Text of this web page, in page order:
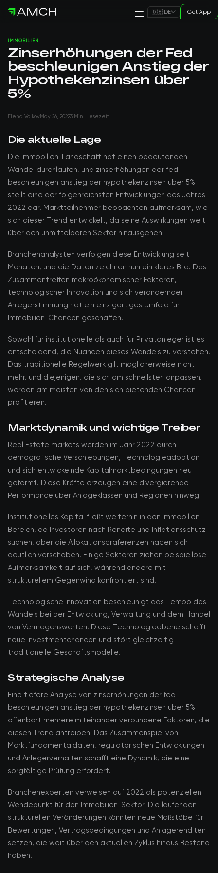
🇩🇪 DE Get App
IMMOBILIEN
Zinserhöhungen der Fed
beschleunigen Anstieg der
Hypothekenzinsen über
5%
Elena VolkovMay 26, 20223 Min. Lesezeit
Die aktuelle Lage
Die Immobilien-Landschaft hat einen bedeutenden
Wandel durchlaufen, und zinserhöhungen der fed
beschleunigen anstieg der hypothekenzinsen über 5%
stellt eine der folgenreichsten Entwicklungen des Jahres
2022 dar. Marktteilnehmer beobachten aufmerksam, wie
sich dieser Trend entwickelt, da seine Auswirkungen weit
über den unmittelbaren Sektor hinausgehen.
Branchenanalysten verfolgen diese Entwicklung seit
Monaten, und die Daten zeichnen nun ein klares Bild. Das
Zusammentreffen makroökonomischer Faktoren,
technologischer Innovation und sich verändernder
Anlegerstimmung hat ein einzigartiges Umfeld für
Immobilien-Chancen geschaffen.
Sowohl für institutionelle als auch für Privatanleger ist es
entscheidend, die Nuancen dieses Wandels zu verstehen.
Das traditionelle Regelwerk gilt möglicherweise nicht
mehr, und diejenigen, die sich am schnellsten anpassen,
werden am meisten von den sich bietenden Chancen
profitieren.
Marktdynamik und wichtige Treiber
Real Estate markets werden im Jahr 2022 durch
demografische Verschiebungen, Technologieadoption
und sich entwickelnde Kapitalmarktbedingungen neu
geformt. Diese Kräfte erzeugen eine divergierende
Performance über Anlageklassen und Regionen hinweg.
Institutionelles Kapital fließt weiterhin in den Immobilien-
Bereich, da Investoren nach Rendite und Inflationsschutz
suchen, aber die Allokationspräferenzen haben sich
deutlich verschoben. Einige Sektoren ziehen beispiellose
Aufmerksamkeit auf sich, während andere mit
strukturellem Gegenwind konfrontiert sind.
Technologische Innovation beschleunigt das Tempo des
Wandels bei der Entwicklung, Verwaltung und dem Handel
von Vermögenswerten. Diese Technologieebene schafft
neue Investmentchancen und stört gleichzeitig
traditionelle Geschäftsmodelle.
Strategische Analyse
Eine tiefere Analyse von zinserhöhungen der fed
beschleunigen anstieg der hypothekenzinsen über 5%
offenbart mehrere miteinander verbundene Faktoren, die
diesen Trend antreiben. Das Zusammenspiel von
Marktfundamentaldaten, regulatorischen Entwicklungen
und Anlegerverhalten schafft eine Dynamik, die eine
sorgfältige Prüfung erfordert.
Branchenexperten verweisen auf 2022 als potenziellen
Wendepunkt für den Immobilien-Sektor. Die laufenden
strukturellen Veränderungen könnten neue Maßstäbe für
Bewertungen, Vertragsbedingungen und Anlagerenditen
setzen, die weit über den aktuellen Zyklus hinaus Bestand
haben.